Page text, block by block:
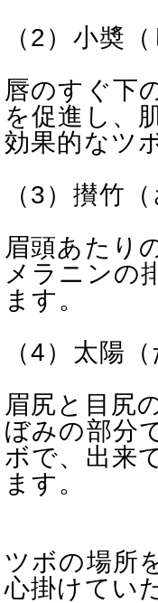
（2）小奬
唇のすぐ下
を促進し、
効果的なツ
（3）攅竹
眉頭あたり
メラニンの
ます。
（4）太陽
眉尻と目尻
ぼみの部分
ボで、出来
ます。
ツボの場所
心掛けてい